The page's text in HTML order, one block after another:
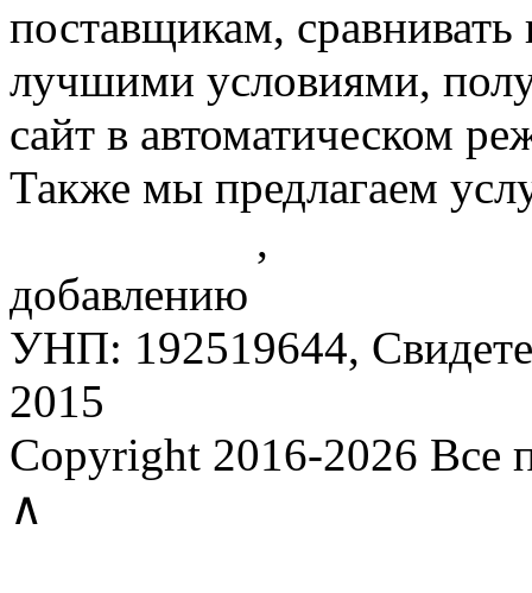
поставщикам,
лучшими условиями,
сайт в автоматическом
Также мы предлагаем
,
добавлению
УНП: 192519644,
2015
Copyright 2016-2026 Все
∧